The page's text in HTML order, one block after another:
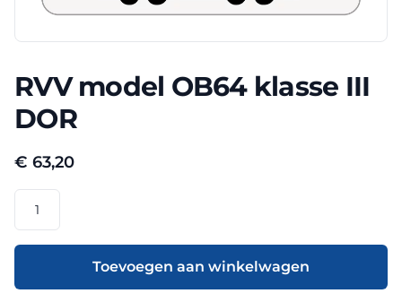
RVV model OB64 klasse III
DOR
€ 63,20
OB64
III
Toevoegen aan winkelwagen